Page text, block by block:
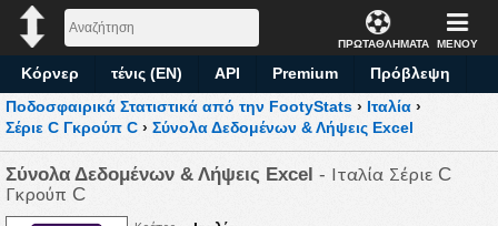
ΠΡΩΤΑΘΛΗΜΑΤΑ ΜΕΝΟΥ
Κόρνερ τένις (EN) API Premium
Πρόβλεψη
Ποδοσφαιρικά Στατιστικά από την FootyStats › Ιταλία ›
Σέριε C Γκρούπ C › Σύνολα Δεδομένων & Λήψεις Excel
Σύνολα Δεδομένων & Λήψεις Excel - Ιταλία Σέριε C
Γκρούπ C